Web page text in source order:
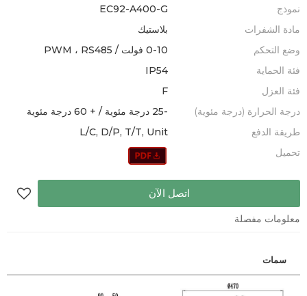
نموذج
EC92-A400-G
مادة الشفرات
بلاستيك
وضع التحكم
0-10 فولت / PWM ، RS485
فئة الحماية
IP54
فئة العزل
F
درجة الحرارة (درجة مئوية)
-25 درجة مئوية / + 60 درجة مئوية
طريقة الدفع
L/C, D/P, T/T, Unit
تحميل
اتصل الآن
معلومات مفصلة
سمات